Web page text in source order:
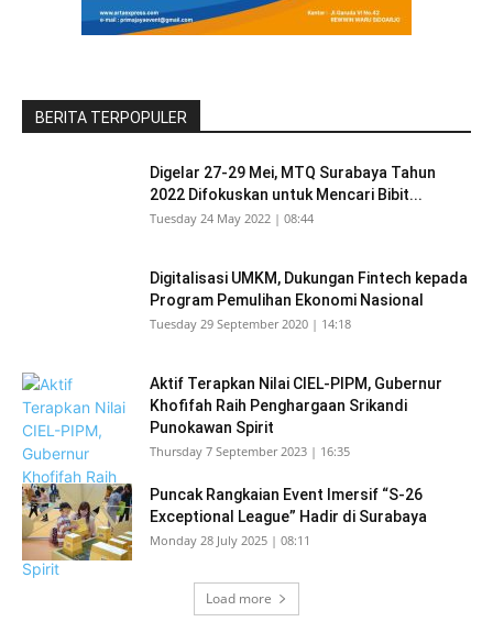
BERITA TERPOPULER
Digelar 27-29 Mei, MTQ Surabaya Tahun
2022 Difokuskan untuk Mencari Bibit...
Tuesday 24 May 2022 | 08:44
Digitalisasi UMKM, Dukungan Fintech kepada
Program Pemulihan Ekonomi Nasional
Tuesday 29 September 2020 | 14:18
Aktif Terapkan Nilai CIEL-PIPM, Gubernur
Khofifah Raih Penghargaan Srikandi
Punokawan Spirit
Thursday 7 September 2023 | 16:35
Puncak Rangkaian Event Imersif “S-26
Exceptional League” Hadir di Surabaya
Monday 28 July 2025 | 08:11
Load more